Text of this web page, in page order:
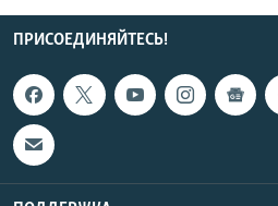
ПРИСОЕДИНЯЙТЕСЬ!